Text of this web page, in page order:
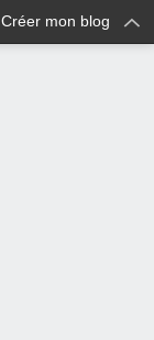
Créer mon blog